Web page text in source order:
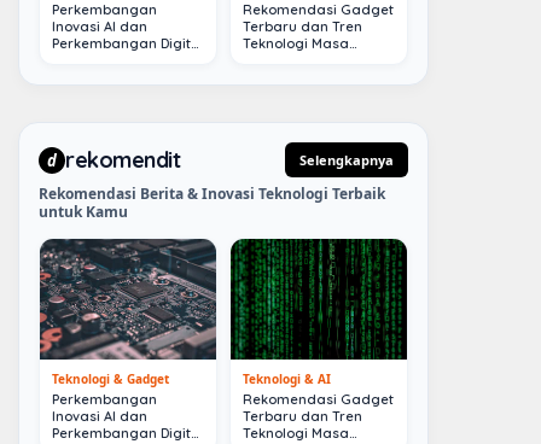
Perkembangan
Inovasi AI dan
Perkembangan Digital
Rekomendasi Gadget
Terbaru dan Tren
Teknologi Masa
d rekomendit Selengkapnya
Rekomendasi Berita & Inovasi Teknologi Terbaik
untuk Kamu
Teknologi & Gadget
Perkembangan
Inovasi AI dan
Perkembangan Digital
Teknologi & AI
Rekomendasi Gadget
Terbaru dan Tren
Teknologi Masa